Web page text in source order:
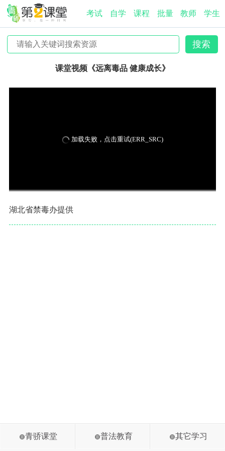
考试 自学 课程 批量 教师 学生
课堂视频《远离毒品 健康成长》
加载失败，点击重试(ERR_SRC)
湖北省禁毒办提供
青骄课堂 普法教育 其它学习